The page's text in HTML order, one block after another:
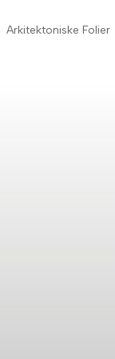
Arkitektoniske Folier